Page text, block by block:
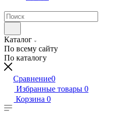
Каталог
По всему сайту
По каталогу
Сравнение0
Избранные товары 0
Корзина 0